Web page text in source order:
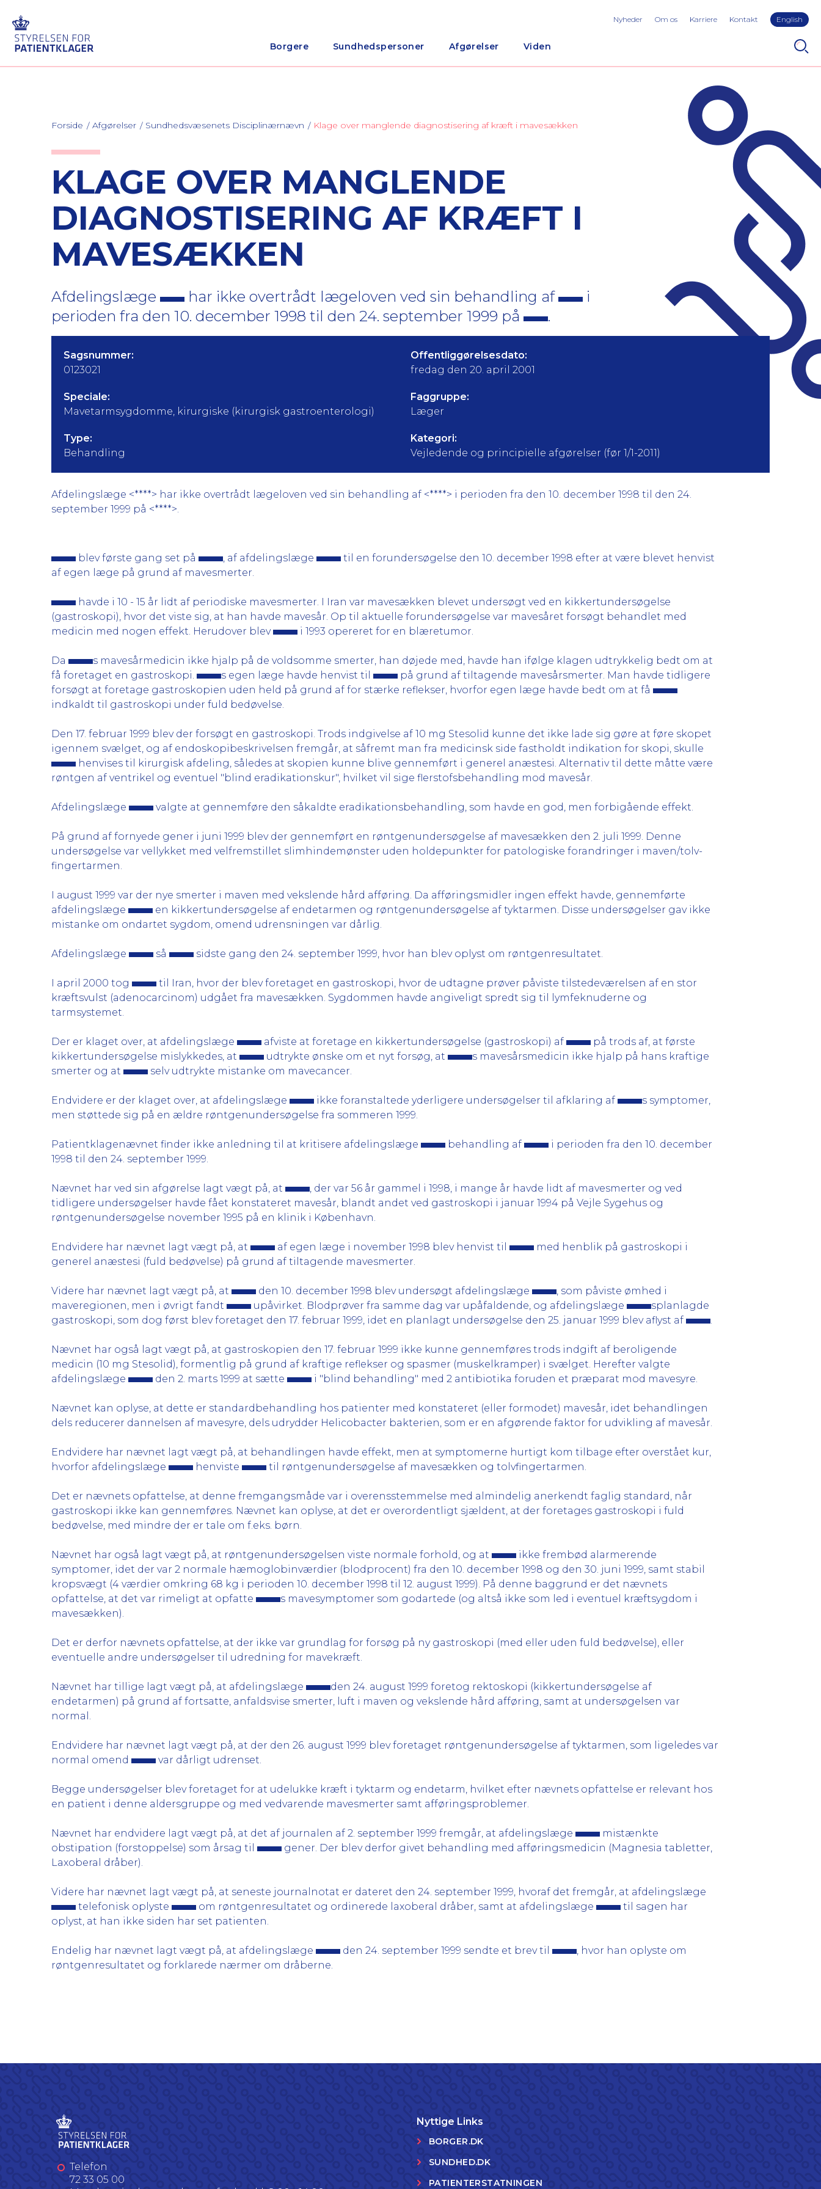
Borgere Sundhedspersoner Afgørelser Viden
Nyheder Om os Karriere Kontakt English
Forside Afgørelser Sundhedsvæsenets Disciplinærnævn Klage over manglende diagnostisering af kræft i mavesækken
KLAGE OVER MANGLENDE
DIAGNOSTISERING AF KRÆFT I
MAVESÆKKEN
Afdelingslæge har ikke overtrådt lægeloven ved sin behandling af
i
perioden fra den 10. december 1998 til den 24. september 1999 på
.
Sagsnummer:
0123021
Offentliggørelsesdato:
fredag den 20. april 2001
Speciale:
Mavetarmsygdomme, kirurgiske (kirurgisk gastroenterologi)
Faggruppe:
Læger
Type:
Behandling
Kategori:
Vejledende og principielle afgørelser (før 1/1-2011)
Afdelingslæge <****> har ikke overtrådt lægeloven ved sin behandling af <****> i perioden fra den 10. december 1998 til den 24.
september 1999 på <****>.
blev første gang set på , af afdelingslæge
til en forundersøgelse den 10. december 1998 efter at være blevet henvist
af egen læge på grund af mavesmerter.
havde i 10 - 15 år lidt af periodiske mavesmerter. I Iran var mavesækken blevet undersøgt ved en kikkertundersøgelse
(gastroskopi), hvor det viste sig, at han havde mavesår. Op til aktuelle forundersøgelse var mavesåret forsøgt behandlet med
medicin med nogen effekt. Herudover blev
i 1993 opereret for en blæretumor.
Da
s mavesårmedicin ikke hjalp på de voldsomme smerter, han døjede med, havde han ifølge klagen udtrykkelig bedt om at
få foretaget en gastroskopi.
s egen læge havde henvist til
på grund af tiltagende mavesårsmerter. Man havde tidligere
forsøgt at foretage gastroskopien uden held på grund af for stærke reflekser, hvorfor egen læge havde bedt om at få
indkaldt til gastroskopi under fuld bedøvelse.
Den 17. februar 1999 blev der forsøgt en gastroskopi. Trods indgivelse af 10 mg Stesolid kunne det ikke lade sig gøre at føre skopet
igennem svælget, og af endoskopibeskrivelsen fremgår, at såfremt man fra medicinsk side fastholdt indikation for skopi, skulle
henvises til kirurgisk afdeling, således at skopien kunne blive gennemført i generel anæstesi. Alternativ til dette måtte være
røntgen af ventrikel og eventuel "blind eradikationskur", hvilket vil sige flerstofsbehandling mod mavesår.
Afdelingslæge valgte at gennemføre den såkaldte eradikationsbehandling, som havde en god, men forbigående effekt.
På grund af fornyede gener i juni 1999 blev der gennemført en røntgenundersøgelse af mavesækken den 2. juli 1999. Denne
undersøgelse var vellykket med velfremstillet slimhindemønster uden holdepunkter for patologiske forandringer i maven/tolv-
fingertarmen.
I august 1999 var der nye smerter i maven med vekslende hård afføring. Da afføringsmidler ingen effekt havde, gennemførte
afdelingslæge
en kikkertundersøgelse af endetarmen og røntgenundersøgelse af tyktarmen. Disse undersøgelser gav ikke
mistanke om ondartet sygdom, omend udrensningen var dårlig.
Afdelingslæge så sidste gang den 24. september 1999, hvor han blev oplyst om røntgenresultatet.
I april 2000 tog
til Iran, hvor der blev foretaget en gastroskopi, hvor de udtagne prøver påviste tilstedeværelsen af en stor
kræftsvulst (adenocarcinom) udgået fra mavesækken. Sygdommen havde angiveligt spredt sig til lymfeknuderne og
tarmsystemet.
Der er klaget over, at afdelingslæge afviste at foretage en kikkertundersøgelse (gastroskopi) af
på trods af, at første
kikkertundersøgelse mislykkedes, at
udtrykte ønske om et nyt forsøg, at
s mavesårsmedicin ikke hjalp på hans kraftige
smerter og at
selv udtrykte mistanke om mavecancer.
Endvidere er der klaget over, at afdelingslæge ikke foranstaltede yderligere undersøgelser til afklaring af
s symptomer,
men støttede sig på en ældre røntgenundersøgelse fra sommeren 1999.
Patientklagenævnet finder ikke anledning til at kritisere afdelingslæge behandling af
i perioden fra den 10. december
1998 til den 24. september 1999.
Nævnet har ved sin afgørelse lagt vægt på, at
, der var 56 år gammel i 1998, i mange år havde lidt af mavesmerter og ved
tidligere undersøgelser havde fået konstateret mavesår, blandt andet ved gastroskopi i januar 1994 på Vejle Sygehus og
røntgenundersøgelse november 1995 på en klinik i København.
Endvidere har nævnet lagt vægt på, at af egen læge i november 1998 blev henvist til
med henblik på gastroskopi i
generel anæstesi (fuld bedøvelse) på grund af tiltagende mavesmerter.
Videre har nævnet lagt vægt på, at den 10. december 1998 blev undersøgt afdelingslæge
, som påviste ømhed i
maveregionen, men i øvrigt fandt
upåvirket. Blodprøver fra samme dag var upåfaldende, og afdelingslæge
splanlagde
gastroskopi, som dog først blev foretaget den 17. februar 1999, idet en planlagt undersøgelse den 25. januar 1999 blev aflyst af
.
Nævnet har også lagt vægt på, at gastroskopien den 17. februar 1999 ikke kunne gennemføres trods indgift af beroligende
medicin (10 mg Stesolid), formentlig på grund af kraftige reflekser og spasmer (muskelkramper) i svælget. Herefter valgte
afdelingslæge
den 2. marts 1999 at sætte i "blind behandling" med 2 antibiotika foruden et præparat mod mavesyre.
Nævnet kan oplyse, at dette er standardbehandling hos patienter med konstateret (eller formodet) mavesår, idet behandlingen
dels reducerer dannelsen af mavesyre, dels udrydder Helicobacter bakterien, som er en afgørende faktor for udvikling af mavesår.
Endvidere har nævnet lagt vægt på, at behandlingen havde effekt, men at symptomerne hurtigt kom tilbage efter overstået kur,
hvorfor afdelingslæge
henviste til røntgenundersøgelse af mavesækken og tolvfingertarmen.
Det er nævnets opfattelse, at denne fremgangsmåde var i overensstemmelse med almindelig anerkendt faglig standard, når
gastroskopi ikke kan gennemføres. Nævnet kan oplyse, at det er overordentligt sjældent, at der foretages gastroskopi i fuld
bedøvelse, med mindre der er tale om f.eks. børn.
Nævnet har også lagt vægt på, at røntgenundersøgelsen viste normale forhold, og at
ikke frembød alarmerende
symptomer, idet der var 2 normale hæmoglobinværdier (blodprocent) fra den 10. december 1998 og den 30. juni 1999, samt stabil
kropsvægt (4 værdier omkring 68 kg i perioden 10. december 1998 til 12. august 1999). På denne baggrund er det nævnets
opfattelse, at det var rimeligt at opfatte
s mavesymptomer som godartede (og altså ikke som led i eventuel kræftsygdom i
mavesækken).
Det er derfor nævnets opfattelse, at der ikke var grundlag for forsøg på ny gastroskopi (med eller uden fuld bedøvelse), eller
eventuelle andre undersøgelser til udredning for mavekræft.
Nævnet har tillige lagt vægt på, at afdelingslæge
den 24. august 1999 foretog rektoskopi (kikkertundersøgelse af
endetarmen) på grund af fortsatte, anfaldsvise smerter, luft i maven og vekslende hård afføring, samt at undersøgelsen var
normal.
Endvidere har nævnet lagt vægt på, at der den 26. august 1999 blev foretaget røntgenundersøgelse af tyktarmen, som ligeledes var
normal omend
var dårligt udrenset.
Begge undersøgelser blev foretaget for at udelukke kræft i tyktarm og endetarm, hvilket efter nævnets opfattelse er relevant hos
en patient i denne aldersgruppe og med vedvarende mavesmerter samt afføringsproblemer.
Nævnet har endvidere lagt vægt på, at det af journalen af 2. september 1999 fremgår, at afdelingslæge
mistænkte
obstipation (forstoppelse) som årsag til
gener. Der blev derfor givet behandling med afføringsmedicin (Magnesia tabletter,
Laxoberal dråber).
Videre har nævnet lagt vægt på, at seneste journalnotat er dateret den 24. september 1999, hvoraf det fremgår, at afdelingslæge
telefonisk oplyste
om røntgenresultatet og ordinerede laxoberal dråber, samt at afdelingslæge
til sagen har
oplyst, at han ikke siden har set patienten.
Endelig har nævnet lagt vægt på, at afdelingslæge den 24. september 1999 sendte et brev til
, hvor han oplyste om
røntgenresultatet og forklarede nærmer om dråberne.
Telefon
72 33 05 00
Nyttige Links
BORGER.DK
SUNDHED.DK
PATIENTERSTATNINGEN